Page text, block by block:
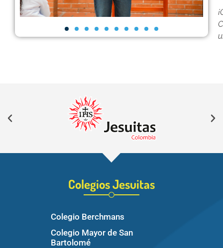
Colegios Jesuitas
Colegio Berchmans
Colegio Mayor de San
Bartolomé